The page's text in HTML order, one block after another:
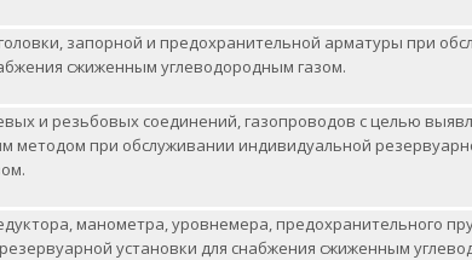
запорной и предохранительной арматуры при
сжиженным углеводородным газом.
и резьбовых соединений, газопроводов с целью
при обслуживании индивидуальной
манометра, уровнемера, предохранительного
установки для снабжения сжиженным